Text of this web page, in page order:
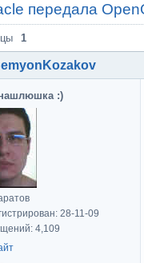
передала
1
:)
28-11-09
4,109